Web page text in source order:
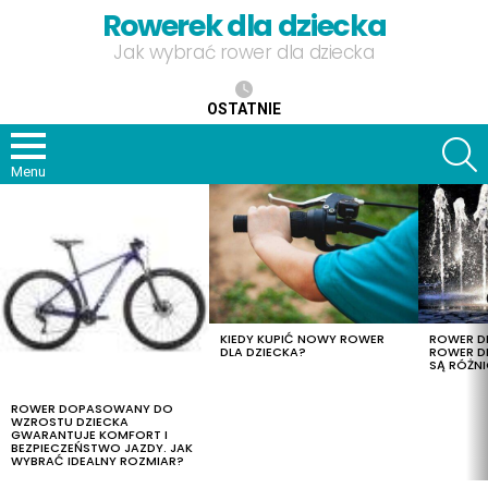
Rowerek dla dziecka
Jak wybrać rower dla dziecka
OSTATNIE
Menu
ROWER DOPASOWANY DO
WZROSTU DZIECKA
GWARANTUJE KOMFORT I
BEZPIECZEŃSTWO JAZDY. JAK
WYBRAĆ IDEALNY ROZMIAR?
KIEDY KUPIĆ NOWY ROWER
DLA DZIECKA?
ROWER
ROWER
SĄ